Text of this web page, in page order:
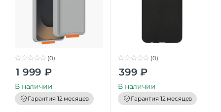
t
o
f
5
(0)
1 999 ₽
В наличии
Гарантия 12 месяцев
o
t
o
f
5
(0)
399 ₽
В наличии
Гарантия 12 месяцев